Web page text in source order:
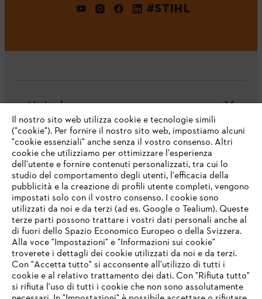
#STIHL
L'azienda
Domande frequenti
Assistenza
Protezione dati Nota legale Cookies
IHR BROWSER WIRD NICHT
UNTERSTÜTZT
Sie nutzen einen Browser, den wir noch nicht unterstützen. Für
eine optimale Nutzung unserer Seite empfehlen wir Ihnen, zu
Il nostro sito web utilizza cookie e tecnologie simili
("cookie"). Per fornire il nostro sito web, impostiamo alcuni
"cookie essenziali" anche senza il vostro consenso. Altri
cookie che utilizziamo per ottimizzare l'esperienza
dell'utente e fornire contenuti personalizzati, tra cui lo
studio del comportamento degli utenti, l'efficacia della
pubblicità e la creazione di profili utente completi, vengono
impostati solo con il vostro consenso. I cookie sono
utilizzati da noi e da terzi (ad es. Google o Tealium). Queste
terze parti possono trattare i vostri dati personali anche al
di fuori dello Spazio Economico Europeo o della Svizzera.
Alla voce "Impostazioni" e "Informazioni sui cookie"
troverete i dettagli dei cookie utilizzati da noi e da terzi.
Con "Accetta tutto" si acconsente all'utilizzo di tutti i
cookie e al relativo trattamento dei dati. Con "Rifiuta tutto"
si rifiuta l'uso di tutti i cookie che non sono assolutamente